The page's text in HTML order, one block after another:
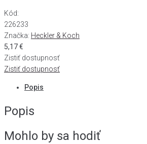
Kód:
226233
Značka: Heckler & Koch
5,17€
Zistiť dostupnosť
Zistiť dostupnosť
Popis
Popis
Mohlo by sa hodiť